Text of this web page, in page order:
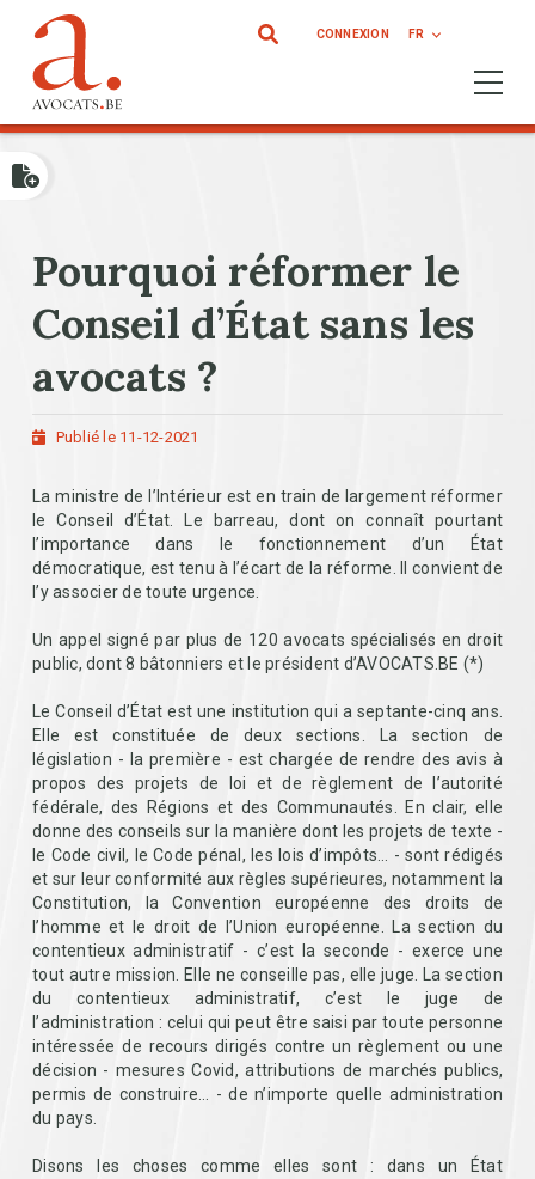
Aller au contenu principal
Ouvrir
CONNEXION FR
Pourquoi réformer le
Conseil d’État sans les
avocats ?
Publié le 11-12-2021
La ministre de l’Intérieur est en train de largement réformer
le Conseil d’État. Le barreau, dont on connaît pourtant
l’importance dans le fonctionnement d’un État
démocratique, est tenu à l’écart de la réforme. Il convient de
l’y associer de toute urgence.
Un appel signé par plus de 120 avocats spécialisés en droit
public, dont 8 bâtonniers et le président d’AVOCATS.BE (*)
Le Conseil d’État est une institution qui a septante-cinq ans.
Elle est constituée de deux sections. La section de
législation - la première - est chargée de rendre des avis à
propos des projets de loi et de règlement de l’autorité
fédérale, des Régions et des Communautés. En clair, elle
donne des conseils sur la manière dont les projets de texte -
le Code civil, le Code pénal, les lois d’impôts… - sont rédigés
et sur leur conformité aux règles supérieures, notamment la
Constitution, la Convention européenne des droits de
l’homme et le droit de l’Union européenne. La section du
contentieux administratif - c’est la seconde - exerce une
tout autre mission. Elle ne conseille pas, elle juge. La section
du contentieux administratif, c’est le juge de
l’administration : celui qui peut être saisi par toute personne
intéressée de recours dirigés contre un règlement ou une
décision - mesures Covid, attributions de marchés publics,
permis de construire… - de n’importe quelle administration
du pays.
Disons les choses comme elles sont : dans un État